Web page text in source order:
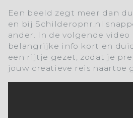
Een beeld zegt meer dan
en bij Schilderopnr.nl
ander. In de volgende
belangrijke info kort en
een rijtje gezet, zodat je
jouw creatieve reis naartoe